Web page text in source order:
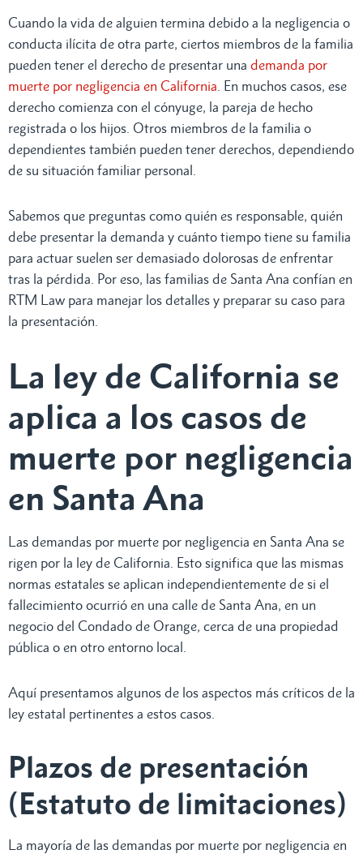
Cuando la vida de alguien termina debido a la negligencia o
conducta ilícita de otra parte, ciertos miembros de la familia
pueden tener el derecho de presentar una demanda por
muerte por negligencia en California . En muchos casos, ese
derecho comienza con el cónyuge, la pareja de hecho
registrada o los hijos. Otros miembros de la familia o
dependientes también pueden tener derechos, dependiendo
de su situación familiar personal.
Sabemos que preguntas como quién es responsable, quién
debe presentar la demanda y cuánto tiempo tiene su familia
para actuar suelen ser demasiado dolorosas de enfrentar
tras la pérdida. Por eso, las familias de Santa Ana confían en
RTM Law para manejar los detalles y preparar su caso para
la presentación.
La ley de California se
aplica a los casos de
muerte por negligencia
en Santa Ana
Las demandas por muerte por negligencia en Santa Ana se
rigen por la ley de California. Esto significa que las mismas
normas estatales se aplican independientemente de si el
fallecimiento ocurrió en una calle de Santa Ana, en un
negocio del Condado de Orange, cerca de una propiedad
pública o en otro entorno local.
Aquí presentamos algunos de los aspectos más críticos de la
ley estatal pertinentes a estos casos.
Plazos de presentación
(Estatuto de limitaciones)
La mayoría de las demandas por muerte por negligencia en